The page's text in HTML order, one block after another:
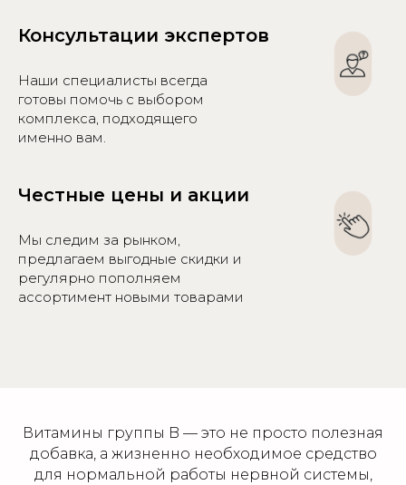
Консультации экспертов
Наши специалисты всегда
готовы помочь с выбором
комплекса, подходящего
именно вам.
Честные цены и акции
Мы следим за рынком,
предлагаем выгодные скидки и
регулярно пополняем
ассортимент новыми товарами
Витамины группы B — это не просто полезная
добавка, а жизненно необходимое средство
для нормальной работы нервной системы,